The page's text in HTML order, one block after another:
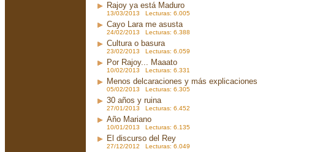
Rajoy ya está Maduro
13/03/2013 Lecturas: 6.005
Cayo Lara me asusta
24/02/2013 Lecturas: 6.388
Cultura o basura
23/02/2013 Lecturas: 6.059
Por Rajoy... Maaato
10/02/2013 Lecturas: 6.331
Menos delcaraciones y más explicaciones
05/02/2013 Lecturas: 6.305
30 años y ruina
27/01/2013 Lecturas: 6.452
Año Mariano
10/01/2013 Lecturas: 6.135
El discurso del Rey
27/12/2012 Lecturas: 6.049